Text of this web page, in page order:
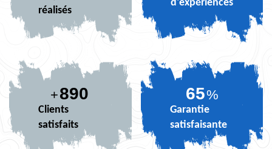
réalisés
d'expériences
+890
Clients
satisfaits
79%
Garantie
satisfaisante